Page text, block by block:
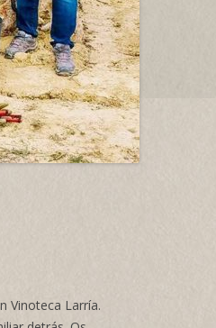
Vinoteca Larría.